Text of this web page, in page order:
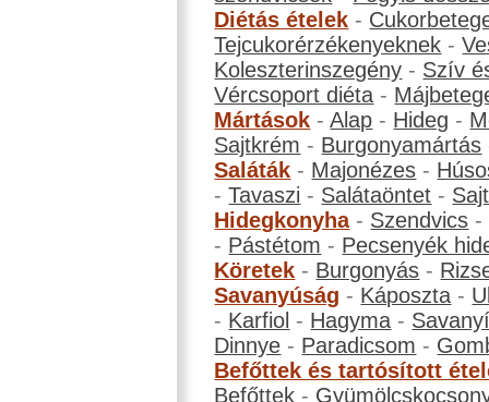
Diétás ételek -
Tejcukorérzékenyeknek -
Koleszterinszegény - Szív
Vércsoport diéta -
Mártások -Alap - Hideg -
Sajtkrém - Burgonyamártás
Saláták - Majonézes -
-Tavaszi - Salátaöntet -
Hidegkonyha- Szendvics -
- Pástétom - Pecsenyék
Köretek - Burgonyás -
Savanyúság - Káposzta -
- Karfiol - Hagyma -
Dinnye - Paradicsom -
Befőttek és tartósított
Befőttek -